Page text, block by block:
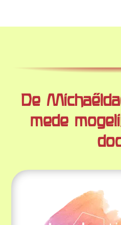
De
mede